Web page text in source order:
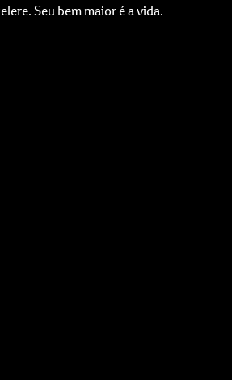
Seu bem maior é a vida.